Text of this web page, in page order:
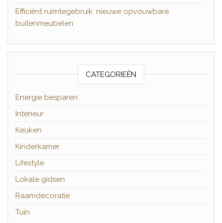
Efficiënt ruimtegebruik: nieuwe opvouwbare
buitenmeubelen
CATEGORIEËN
Energie besparen
Interieur
Keuken
Kinderkamer
Lifestyle
Lokale gidsen
Raamdecoratie
Tuin